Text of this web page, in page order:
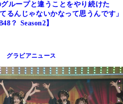
ループと違うことをやり続けた
るんじゃないかなって思うんです」
？ Season2】
グラビアニュース